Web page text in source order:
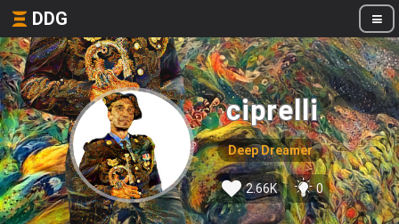
DDG
ciprelli
Deep Dreamer
2.66K 0